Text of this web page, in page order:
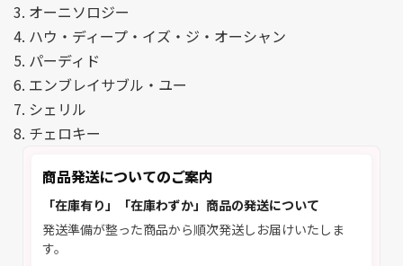
3. オーニソロジー
4. ハウ・ディープ・イズ・ジ・オーシャン
5. パーディド
6. エンブレイサブル・ユー
7. シェリル
8. チェロキー
商品発送についてのご案内
「在庫有り」「在庫わずか」商品の発送について
発送準備が整った商品から順次発送しお届けいたしま
す。